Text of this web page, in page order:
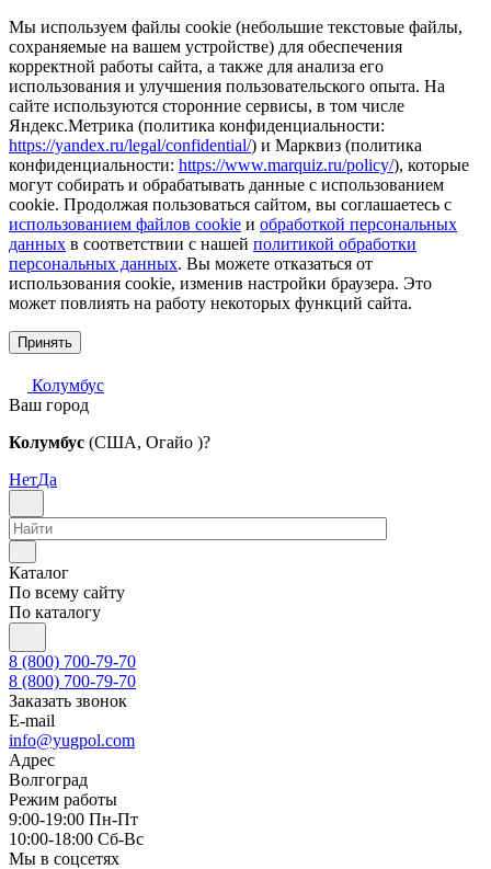
Мы используем файлы cookie (небольшие текстовые файлы,
сохраняемые на вашем устройстве) для обеспечения
корректной работы сайта, а также для анализа его
использования и улучшения пользовательского опыта. На
сайте используются сторонние сервисы, в том числе
Яндекс.Метрика (политика конфиденциальности:
https://yandex.ru/legal/confidential/) и Марквиз (политика
конфиденциальности: https://www.marquiz.ru/policy/), которые
могут собирать и обрабатывать данные с использованием
cookie. Продолжая пользоваться сайтом, вы соглашаетесь с
использованием файлов cookie и обработкой персональных
данных в соответствии с нашей политикой обработки
персональных данных. Вы можете отказаться от
использования cookie, изменив настройки браузера. Это
может повлиять на работу некоторых функций сайта.
Принять
Колумбус
Ваш город
Колумбус (США, Огайо )?
НетДа
Каталог
По всему сайту
По каталогу
8 (800) 700-79-70
8 (800) 700-79-70
Заказать звонок
E-mail
info@yugpol.com
Адрес
Волгоград
Режим работы
9:00-19:00 Пн-Пт
10:00-18:00 Cб-Вс
Мы в соцсетях